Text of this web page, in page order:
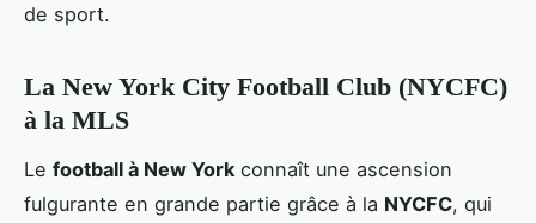
de sport.
La New York City Football Club (NYCFC)
à la MLS
Le football à New York connaît une ascension
fulgurante en grande partie grâce à la NYCFC, qui